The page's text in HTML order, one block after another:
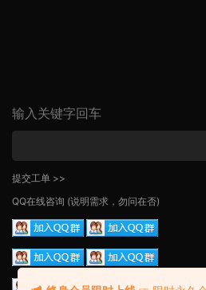
输入关键字回车
提交工单 >>
QQ在线咨询 (说明需求，勿问在否)